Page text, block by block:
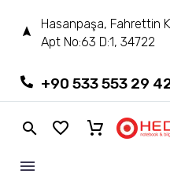
Hasanpaşa, Fahrettin
Apt No:63 D:1, 34722
+90 533 553 29